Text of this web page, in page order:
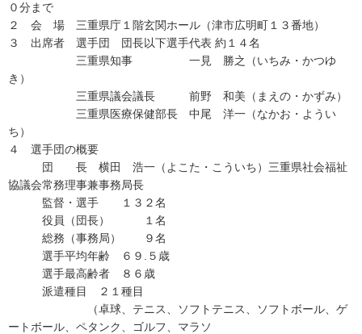
０分まで
２ 会 場 三重県庁１階玄関ホール（津市広明町１３番地）
３ 出席者 選手団 団長以下選手代表 約１４名
三重県知事 一見 勝之（いちみ・かつゆ
き）
三重県議会議長 前野 和美（まえの・かずみ）
三重県医療保健部長 中尾 洋一（なかお・ようい
ち）
４ 選手団の概要
団 長 横田 浩一（よこた・こういち）三重県社会福祉
協議会常務理事兼事務局長
監督・選手 １３２名
役員（団長） １名
総務（事務局） ９名
選手平均年齢 ６９.５歳
選手最高齢者 ８６歳
派遣種目 ２１種目
（卓球、テニス、ソフトテニス、ソフトボール、ゲ
ートボール、ペタンク、ゴルフ、マラソ